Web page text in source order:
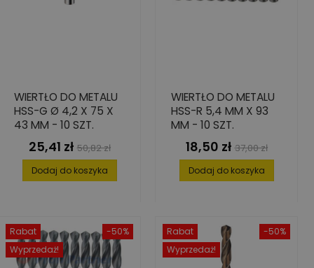
WIERTŁO DO METALU
HSS-G Ø 4,2 X 75 X
43 MM - 10 SZT.
Cena
25,41 zł Cena
podstawowa
50,82 zł
Dodaj do koszyka
WIERTŁO DO METALU
HSS-R 5,4 MM X 93
MM - 10 SZT.
Cena
18,50 zł Cena
podstawowa
37,00 zł
Dodaj do koszyka
-50%
Rabat
Wyprzedaż!
-50%
Rabat
Wyprzedaż!